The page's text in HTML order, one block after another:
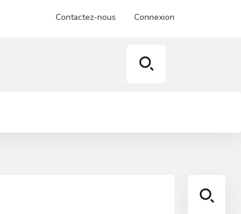
Contactez-nous Connexion